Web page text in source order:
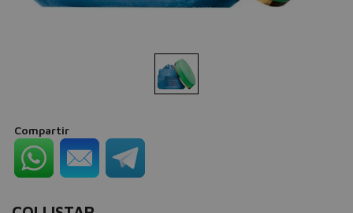
Compartir